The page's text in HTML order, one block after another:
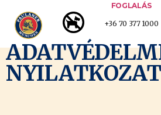
FOGLALÁS
+36 70 377 1000
NYILATKOZAT